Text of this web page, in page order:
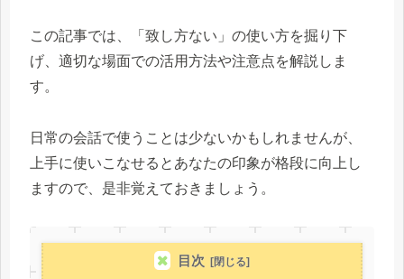
この記事では、「致し方ない」の使い方を掘り下
げ、適切な場面での活用方法や注意点を解説しま
す。
日常の会話で使うことは少ないかもしれませんが、
上手に使いこなせるとあなたの印象が格段に向上し
ますので、是非覚えておきましょう。
目次